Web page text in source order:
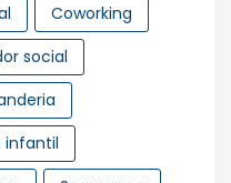
Coworking
social
infantil